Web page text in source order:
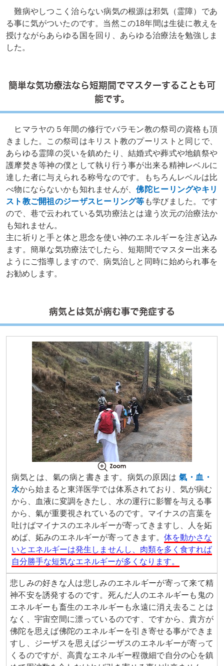
難病やしつこく治らない病気の根源は邪気（霊障）であ
る事に気がついたのです。当然この18年間は生徒に教えを
授けながらあらゆる国を回り、あらゆる治療法を勉強しま
した。
簡単な気功療法なら短期間でマスターすることも可
能です。
ヒマラヤの５年間の修行でバラモン教の祭司の資格も頂
きました。この祭司はキリスト教のプーリストと同じで、
あらゆる霊障の災いを鎮めたり、結婚式や葬式や地鎮祭や
護摩焚き等神の僕として執り行う事が出来る精神レベルに
達した者に与えられる称号なのです。もちろんレベルは比
べ物にならないかも知れませんが、佛陀ヒーリングやキリ
スト教ご開祖のジーザスヒーリング等 も学びました。です
ので、巷で云われている気功療法とは違う次元の治療法か
も知れません。
主に祈りと手と体と思念を使い神のエネルギーを注ぎ込み
ます。簡単な気功療法でしたら、短期間でマスター出来る
ようにご指導しますので、病気治しと同時に始められ事を
お勧めします。
病気とは気が病む事で発症する
病気とは、氣の病と書きます。病気の原因は 氣・血・
水から始まると東洋医学では体系されており、気が病む
から、血液に変調をきたし、水の運行に影響を与える事
から、氣が重要視されているのです。マイナスの言葉を
吐けばマイナスのエネルギーが寄ってきますし、人を妬
めば、妬みのエネルギーが寄ってきます。 体を動かさな
いとエネルギーは発生しませんし、肉類を多く食すれば
自分勝手な短気なエネルギーが多くなります。
悲しみの好きな人は悲しみのエネルギーが寄って来て精
神不安を誘発するのです。死んだ人のエネルギーも鬼の
エネルギーも畜生のエネルギーも永遠に消え去ることは
なく、宇宙空間に漂っているのです、ですから、貴方が
佛陀を思えば佛陀のエネルギーを引き寄せる事ができま
すし、ジーザスを思えばジーザスのエネルギーが寄って
くるのですが、高貴なエネルギー程微細で自分の心を鎮